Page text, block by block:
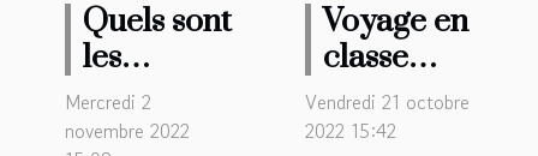
Quels sont
les
avantages
de passer
Mercredi 2
novembre 2022
Voyage en
classe
affaire :
Les
Vendredi 21 octobre
2022 15:42